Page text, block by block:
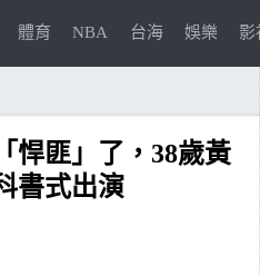
體育 NBA 台海 娛樂 影
悍匪」了，38歲黃
書式出演